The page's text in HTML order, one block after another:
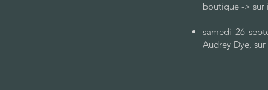
boutique -> sur
samedi 26
Audrey Dye,